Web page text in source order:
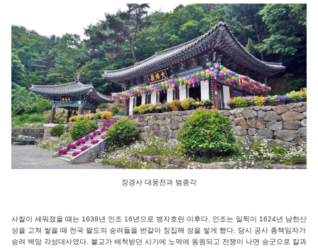
장경사 대웅전과 범종각
사찰이 세워졌을 때는 1638년 인조 16년으로 병자호란 이후다. 인조는 일찍이 1624년 남한산
성을 고쳐 쌓을 때 전국 팔도의 승려들을 번갈아 징집해 성을 쌓게 했다. 당시 공사 총책임자가
승려 벽암 각성대사였다. 불교가 배척받던 시기에 노역에 동원되고 전쟁이 나면 승군으로 칼과